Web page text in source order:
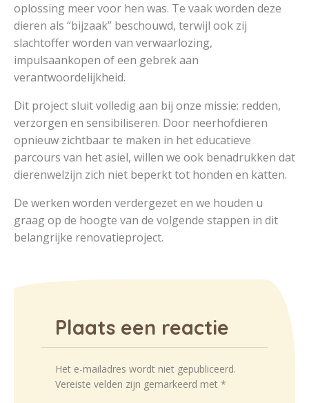
oplossing meer voor hen was. Te vaak worden deze
dieren als “bijzaak” beschouwd, terwijl ook zij
slachtoffer worden van verwaarlozing,
impulsaankopen of een gebrek aan
verantwoordelijkheid.
Dit project sluit volledig aan bij onze missie: redden,
verzorgen en sensibiliseren. Door neerhofdieren
opnieuw zichtbaar te maken in het educatieve
parcours van het asiel, willen we ook benadrukken dat
dierenwelzijn zich niet beperkt tot honden en katten.
De werken worden verdergezet en we houden u
graag op de hoogte van de volgende stappen in dit
belangrijke renovatieproject.
Plaats een reactie
Het e-mailadres wordt niet gepubliceerd.
Vereiste velden zijn gemarkeerd met *